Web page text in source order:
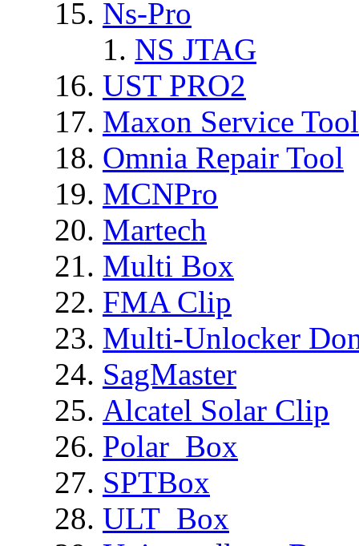
Ns-Pro
NS JTAG
UST PRO2
Maxon Service
Omnia Repair Tool
MCNPro
Martech
Multi Box
FMA Clip
Multi-Unlocker
SagMaster
Alcatel Solar Clip
Polar_Box
SPTBox
ULT_Box